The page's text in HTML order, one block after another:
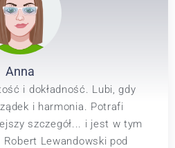
Anna
i dokładność. Lubi, gdy
i harmonia. Potrafi
szczegół... i jest w tym
Lewandowski pod